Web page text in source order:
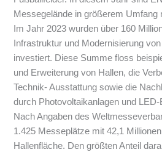
Messegelände in größerem Umfang
Im Jahr 2023 wurden über 160
Infrastruktur und Modernisierung
investiert. Diese Summe floss
und Erweiterung von Hallen, die
Technik- Ausstattung sowie die
durch Photovoltaikanlagen und LED-
Nach Angaben des
1.425 Messeplätze mit 42,1
Hallenfläche. Den größten Anteil